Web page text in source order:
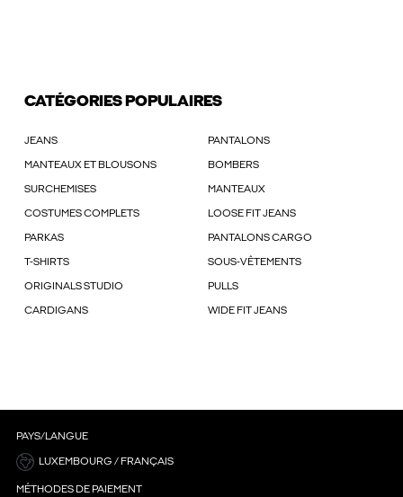
CATÉGORIES POPULAIRES
JEANS PANTALONS
MANTEAUX ET BLOUSONS BOMBERS
SURCHEMISES MANTEAUX
COSTUMES COMPLETS LOOSE FIT JEANS
PARKAS PANTALONS CARGO
T-SHIRTS SOUS-VÊTEMENTS
ORIGINALS STUDIO PULLS
CARDIGANS WIDE FIT JEANS
PAYS/LANGUE
LUXEMBOURG / FRANÇAIS
MÉTHODES DE PAIEMENT